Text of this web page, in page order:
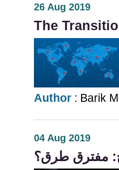
26 Aug 2019
The
Author : Barik
04 Aug 2019
مفترق طرق؟